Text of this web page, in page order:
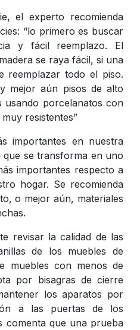
el experto recomienda
“lo primero es buscar
y fácil reemplazo. El
se raya fácil, si una
reemplazar todo el piso.
mejor aún pisos de alto
usando porcelanatos con
resistentes”
importantes en nuestra
que se transforma en uno
importantes respecto a
hogar. Se recomienda
o mejor aún, materiales
revisar la calidad de las
de los muebles de
muebles con menos de
por bisagras de cierre
los aparatos por
a las puertas de los
comenta que una prueba